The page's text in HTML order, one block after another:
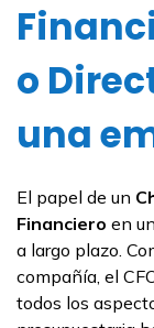
o
una
El papel de un
Financiero en
a largo plazo.
compañía, el
todos los